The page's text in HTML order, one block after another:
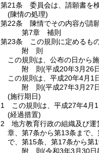
第21条
委員会は、請願書を
(陳情の処理)
第22条
陳情でその内容が請
第7章
補則
第23条
この規則に定めるも
附 則
この規則は、公布の日から施
附 則(平成20年3月26
この規則は、平成20年4月1
附 則(平成27年3月27
(施行期日)
1
この規則は、平成27年4月1
(経過措置)
2
地方教育行政の組織及び
章、第7条から第13条まで
で、第15条、第17条から第
附 則(令和3年3月30日